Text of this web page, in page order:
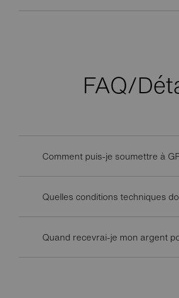
FAQ/
Comment puis-je soumettre à
Quelles conditions techniques
Quand recevrai-je mon argent